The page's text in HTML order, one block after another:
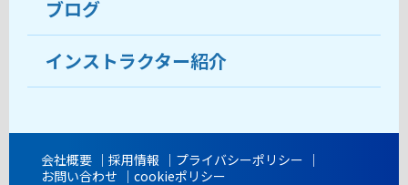
教室ブログ
よくあるご質問
ブログ
インストラクター紹介
会社概要 採用情報
プライバシーポリシー
お問い合わせ
cookieポリシー